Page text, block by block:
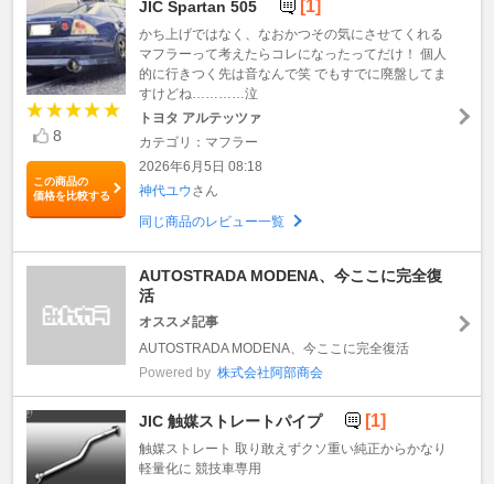
8
この商品の
価格を比較する
JIC Spartan 505 [1]
かち上げではなく、なおかつその気にさせてくれる
マフラーって考えたらコレになったってだけ！ 個人
的に行きつく先は音なんで笑 でもすでに廃盤してま
すけどね…………泣
トヨタ アルテッツァ
カテゴリ：マフラー
2026年6月5日 08:18
神代ユウさん
同じ商品のレビュー一覧
AUTOSTRADA MODENA、今ここに完全復
活
オススメ記事
AUTOSTRADA MODENA、今ここに完全復活
Powered by 株式会社阿部商会
JIC 触媒ストレートパイプ [1]
触媒ストレート 取り敢えずクソ重い純正からかなり
軽量化に 競技車専用